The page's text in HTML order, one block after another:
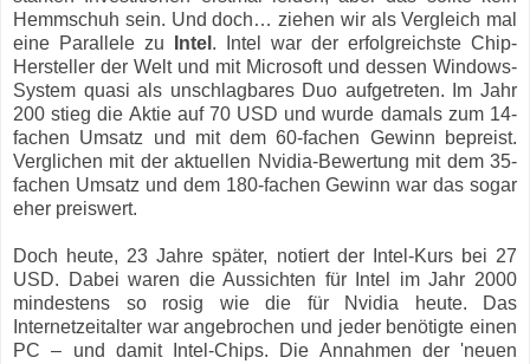
Hemmschuh sein. Und doch… ziehen wir als Vergleich mal
eine Parallele zu
Intel . Intel war der erfolgreichste Chip-
Hersteller der Welt und mit Microsoft und dessen Windows-
System quasi als unschlagbares Duo aufgetreten. Im Jahr
200 stieg die Aktie auf 70 USD und wurde damals zum 14-
fachen Umsatz und mit dem 60-fachen Gewinn bepreist.
Verglichen mit der aktuellen Nvidia-Bewertung mit dem 35-
fachen Umsatz und dem 180-fachen Gewinn war das sogar
eher preiswert.
Doch heute, 23 Jahre später, notiert der Intel-Kurs bei 27
USD. Dabei waren die Aussichten für Intel im Jahr 2000
mindestens so rosig wie die für Nvidia heute. Das
Internetzeitalter war angebrochen und jeder benötigte einen
PC – und damit Intel-Chips. Die Annahmen der 'neuen